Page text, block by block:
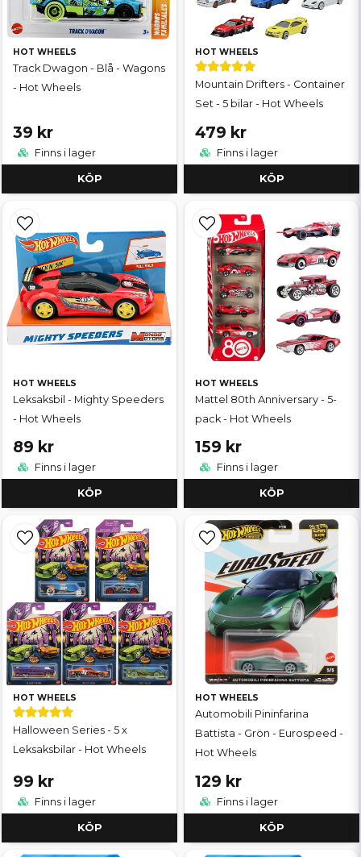
HOT WHEELS
Track Dwagon - Blå - Wagons
- Hot Wheels
39 kr
Finns i lager
KÖP
HOT WHEELS
Mountain Drifters - Container
Set - 5 bilar - Hot Wheels
479 kr
Finns i lager
KÖP
HOT WHEELS
Leksaksbil - Mighty Speeders
- Hot Wheels
89 kr
Finns i lager
KÖP
HOT WHEELS
Mattel 80th Anniversary - 5-
pack - Hot Wheels
159 kr
Finns i lager
KÖP
HOT WHEELS
Halloween Series - 5 x
Leksaksbilar - Hot Wheels
99 kr
Finns i lager
KÖP
HOT WHEELS
Automobili Pininfarina
Battista - Grön - Eurospeed -
Hot Wheels
129 kr
Finns i lager
KÖP